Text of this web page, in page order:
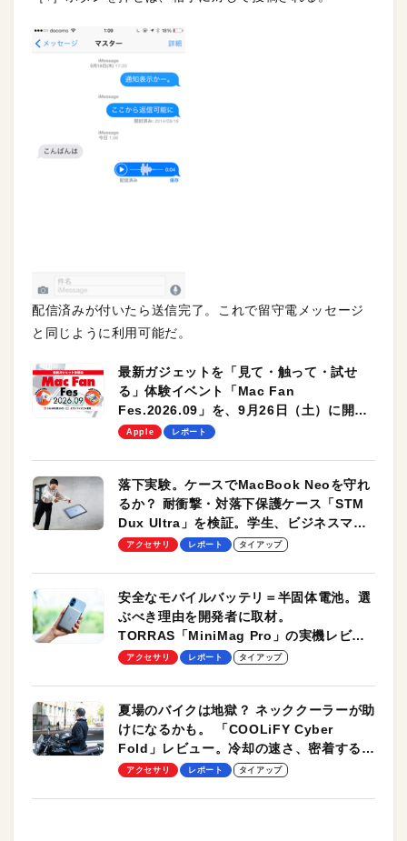
配信済みが付いたら送信完了。これで留守電メッセージ
と同じように利用可能だ。
最新ガジェットを「見て・触って・試せ
る」体験イベント「Mac Fan
Fes.2026.09」を、9月26日（土）に開催
します！
Apple レポート
落下実験。ケースでMacBook Neoを守れ
るか？ 耐衝撃・対落下保護ケース「STM
Dux Ultra」を検証。学生、ビジネスマン
のモバイルユースに最適！
アクセサリ レポート タイアップ
安全なモバイルバッテリ＝半固体電池。選
ぶべき理由を開発者に取材。
TORRAS「MiniMag Pro」の実機レビュ
ーも
アクセサリ レポート タイアップ
夏場のバイクは地獄？ ネッククーラーが助
けになるかも。 「COOLiFY Cyber
Fold」レビュー。冷却の速さ、密着する冷
却プレート、シンプルな操作性がグッド！
アクセサリ レポート タイアップ